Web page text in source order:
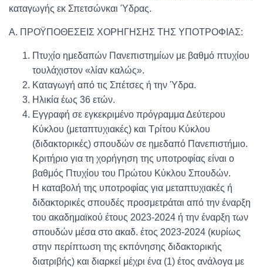
καταγωγής εκ Σπετσώνκαι Ύδρας.
Α. ΠΡΟΫΠΟΘΕΣΕΙΣ ΧΟΡΗΓΗΣΗΣ ΤΗΣ ΥΠΟΤΡΟΦΙΑΣ:
Πτυχίο ημεδαπών Πανεπιστημίων με βαθμό πτυχίου
τουλάχιστον «λίαν καλώς».
Καταγωγή από τις Σπέτσες ή την Ύδρα.
Ηλικία έως 36 ετών.
Εγγραφή σε εγκεκριμένο πρόγραμμα Δεύτερου
Κύκλου (μεταπτυχιακές) και Τρίτου Κύκλου
(διδακτορικές) σπουδών σε ημεδαπό Πανεπιστήμιο.
Κριτήριο για τη χορήγηση της υποτροφίας είναι ο
βαθμός Πτυχίου του Πρώτου Κύκλου Σπουδών.
Η καταβολή της υποτροφίας για μεταπτυχιακές ή
διδακτορικές σπουδές προσμετράται από την έναρξη
του ακαδημαϊκού έτους 2023-2024 ή την έναρξη των
σπουδών μέσα στο ακαδ. έτος 2023-2024 (κυρίως
στην περίπτωση της εκπόνησης διδακτορικής
διατριβής) και διαρκεί μέχρι ένα (1) έτος ανάλογα με